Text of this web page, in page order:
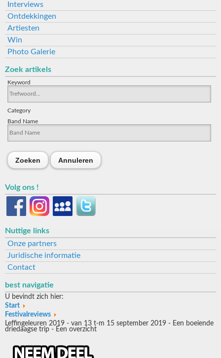
Interviews
Ontdekkingen
Artiesten
Win
Photo Galerie
Zoek artikels
Keyword
Category
Band Name
Zoeken Annuleren
Volg ons !
Nuttige links
Onze partners
Juridische informatie
Contact
best navigatie
U bevindt zich hier:
Start
Festivalreviews
Leffingeleuren 2019 - van 13 t-m 15 september 2019 - Een boeiende
driedaagse trip - Een overzicht